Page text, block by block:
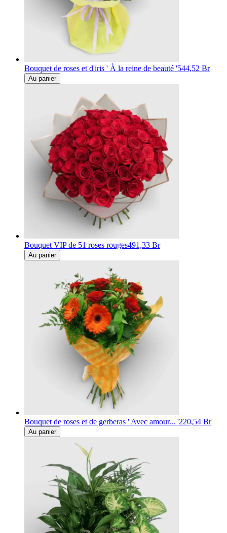
Bouquet de roses et d'iris ' À la reine de beauté '544,52 Br
Au panier
Bouquet VIP de 51 roses rouges491,33 Br
Au panier
Bouquet de roses et de gerberas ' Avec amour... '220,54 Br
Au panier